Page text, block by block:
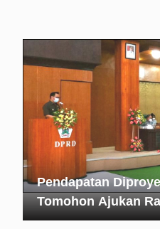
Pendapatan
Tomohon Ajukan
2022